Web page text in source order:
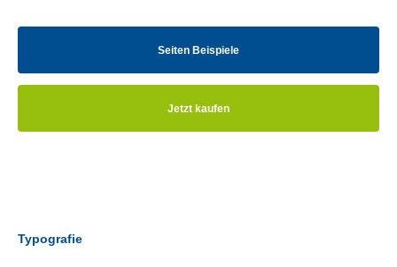
Seiten Beispiele
Jetzt kaufen
Typografie